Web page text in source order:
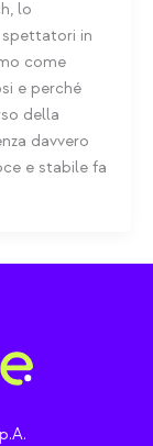
lo
in
come
e perché
della
davvero
e stabile fa